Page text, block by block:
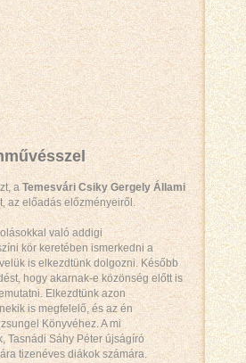
aTemesvári Csiky Gergely Állami
az előadás előzményeiről.
való addigi
kör keretében ismerkedni a
is elkezdtünk dolgozni. Később
hogy akarnak-e közönség előtt is
Elkezdtünk azon
is megfelelő, és az én
Könyvéhez. A mi
Tasnádi Sáhy Péter újságíró
tizenéves diákok számára.